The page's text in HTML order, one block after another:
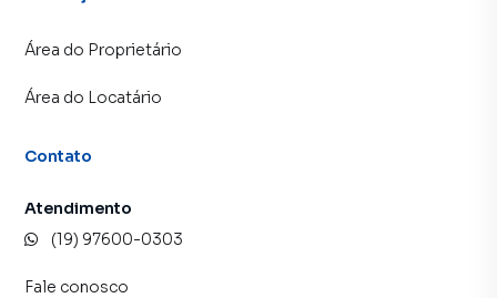
Área do Proprietário
Área do Locatário
Contato
Atendimento
(19) 97600-0303
Fale conosco